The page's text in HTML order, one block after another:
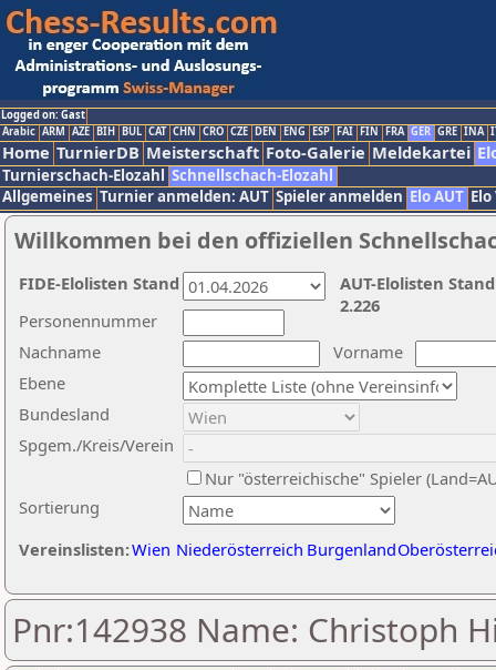
Logged on: Gast
Arabic ARM AZE BIH BUL CAT CHN CRO CZE DEN ENG ESP FAI FIN FRA GER GRE INA
Home TurnierDB Meisterschaft Foto-Galerie Meldekartei
Turnierschach-Elozahl Schnellschach-Elozahl
Allgemeines Turnier anmelden: AUT Spieler anmelden Elo AUT
Willkommen bei den offiziellen
Nachname
Vorname
Ebene
Sortierung
Personennummer
Bundesland
Spgem./Kreis/Verein
Nur "österreichische" Spieler
Vereinslisten:Wien Niederösterreich Burgenland
AUT-Elolisten
2.226
FIDE-Elolisten Stand
Pnr:142938 Name: Christoph